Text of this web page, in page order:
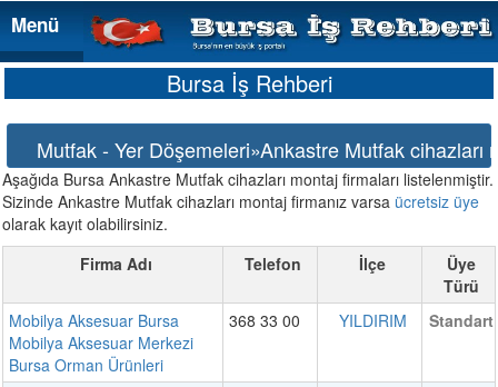
Menü
Menü
Bursa İş Rehberi
Mutfak - Yer Döşemeleri»Ankastre Mutfak cihazları
Aşağıda Bursa Ankastre Mutfak cihazları montaj firmaları listelenmiştir.
Sizinde Ankastre Mutfak cihazları montaj firmanız varsa ücretsiz üye
olarak kayıt olabilirsiniz.
Firma Adı
Telefon İlçe
Üye
Türü
Mobilya Aksesuar Bursa
Mobilya Aksesuar Merkezi
Bursa Orman Ürünleri
368 33 00 YILDIRIM Standart